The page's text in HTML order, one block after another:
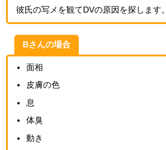
彼氏の写メを観てDVの原因を探します。
Bさんの場合
面相
皮膚の色
息
体臭
動き